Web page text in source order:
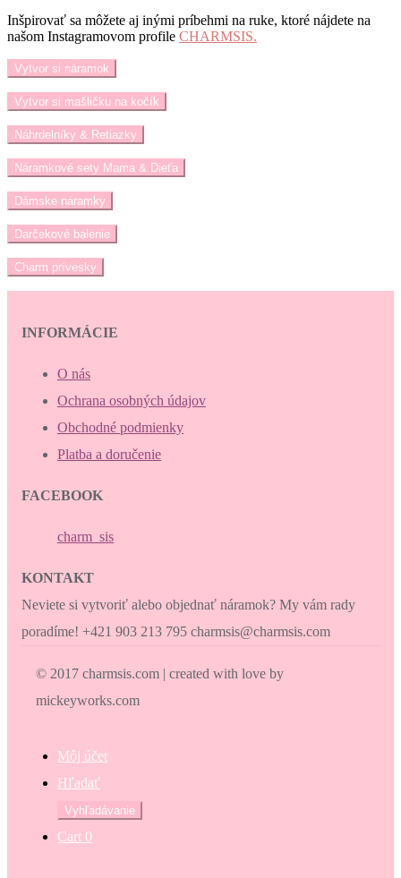
Inšpirovať sa môžete aj inými príbehmi na ruke, ktoré nájdete na
našom Instagramovom profile CHARMSIS.
Vytvor si náramok
Vytvor si mašličku na kočík
Náhrdelníky & Retiazky
Náramkové sety Mama & Dieťa
Dámske náramky
Darčekové balenie
Charm prívesky
INFORMÁCIE
O nás
Ochrana osobných údajov
Obchodné podmienky
Platba a doručenie
FACEBOOK
charm_sis
KONTAKT
Neviete si vytvoriť alebo objednať náramok? My vám rady
poradíme! +421 903 213 795 charmsis@charmsis.com
© 2017 charmsis.com | created with love by
mickeyworks.com
Môj účet
Hľadať
Hľadať:
Vyhľadávanie
Cart 0